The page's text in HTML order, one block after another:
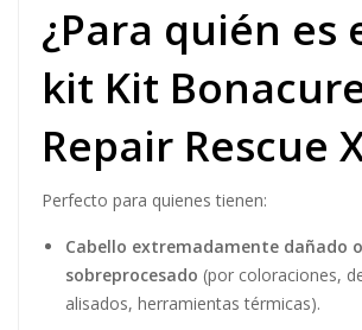
¿Para quién es
kit Kit
Repair Rescue
Perfecto para quienes tienen:
Cabello extremadamente dañado o
sobreprocesado (por coloraciones,
alisados, herramientas térmicas).